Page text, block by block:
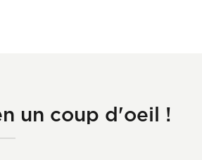
à
la performance de
adaptées.
un coup d'oeil !